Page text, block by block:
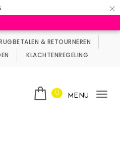
×
van cookies.
& RETOURNEREN
KLACHTENREGELING
0 MENU